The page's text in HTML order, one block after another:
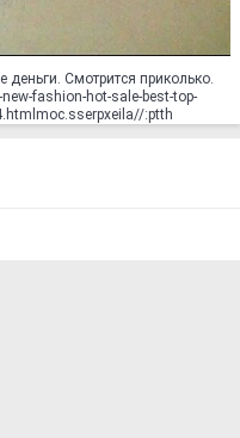
деньги. Смотрится приколько.
fashion-hot-sale-best-top-
odejda-cool-boy-girl-multi-color/1151731924.html‮http://aliexpress.com